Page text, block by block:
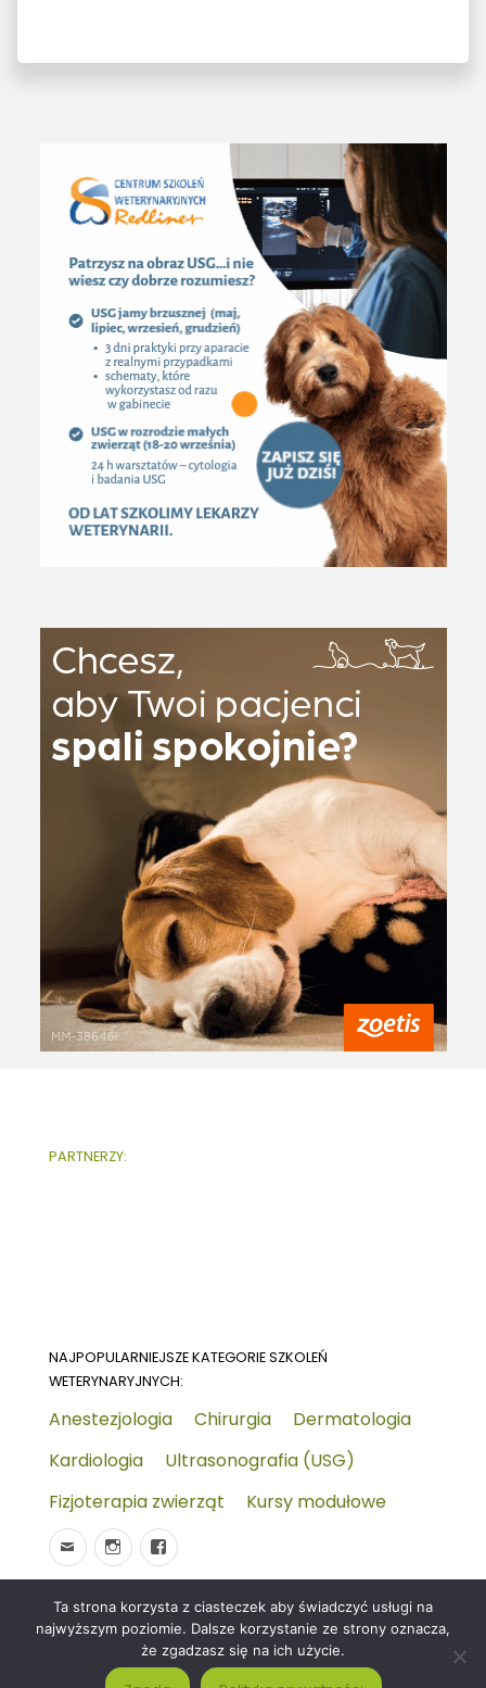
PARTNERZY:
NAJPOPULARNIEJSZE KATEGORIE SZKOLEŃ
WETERYNARYJNYCH:
Anestezjologia Chirurgia
Dermatologia
Kardiologia
Ultrasonografia (USG)
Fizjoterapia zwierząt
Kursy modułowe
© 2026Wydarzenia-wet.pl
Polityka prywatności i
RODO
Czym jest strona KALENDARZ WYDARZEŃ
WETERYNARYJNYCH?
Ta strona korzysta z ciasteczek aby świadczyć usługi na
najwyższym poziomie. Dalsze korzystanie ze strony oznacza,
że zgadzasz się na ich użycie.